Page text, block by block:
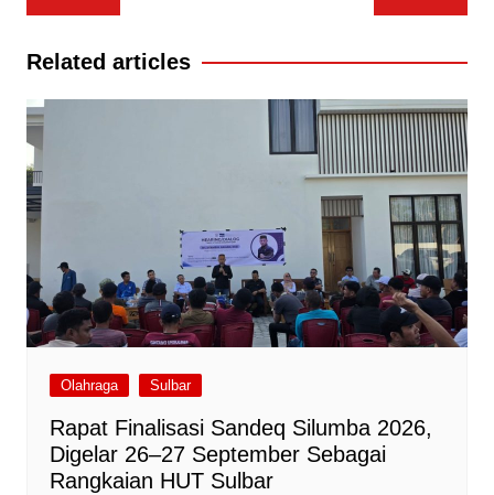
pos
Related articles
Olahraga Sulbar
Rapat Finalisasi Sandeq Silumba 2026,
Digelar 26–27 September Sebagai
Rangkaian HUT Sulbar